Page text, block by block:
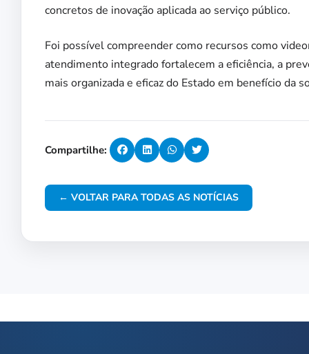
concretos de inovação aplicada ao serviço público.
Foi possível compreender como recursos como
atendimento integrado fortalecem a eficiência, a
mais organizada e eficaz do Estado em benefício da
Compartilhe:
← VOLTAR PARA TODAS AS NOTÍCIAS